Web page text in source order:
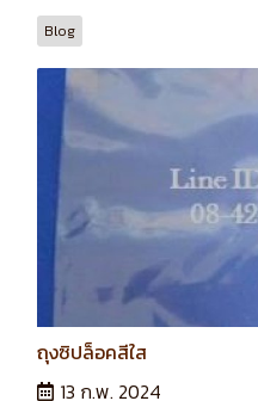
Blog
ถุงซิปล็อคสีใส
13 ก.พ. 2024